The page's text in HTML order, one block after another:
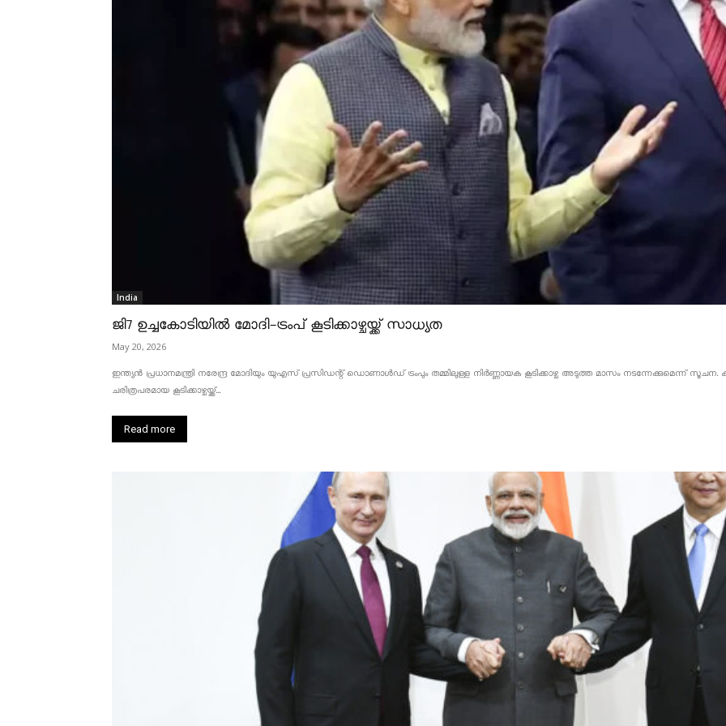
India
ജി7 ഉച്ചകോടിയിൽ മോദി-ട്രംപ് കൂടിക്കാഴ്ചയ്ക്ക് സാധ്യത
May 20, 2026
ഇന്ത്യൻ പ്രധാനമന്ത്രി നരേന്ദ്ര മോദിയും യുഎസ് പ്രസിഡന്റ് ഡൊണാൾഡ് ട്രംപും തമ്മിലുള്ള നിർണ്ണായക കൂടിക്കാഴ്ച അടുത്ത മാസം നടന്നേക്കുമെന്ന്
ചരിത്രപരമായ കൂടിക്കാഴ്ചയ്ക്ക്...
Read more